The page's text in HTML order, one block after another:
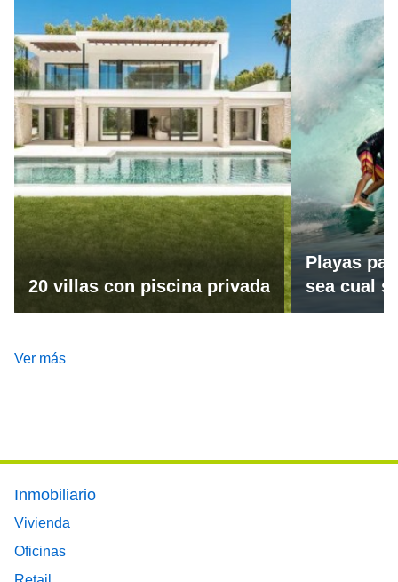
20 villas con piscina privada
Playas
sea cual
Ver más
Footer main menu
Inmobiliario
Vivienda
Oficinas